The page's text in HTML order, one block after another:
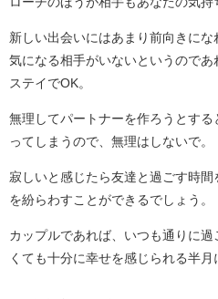
新しい出会いにはあまり前向きにな
気になる相手がいないというので
ステイでOK。
無理してパートナーを作ろうとす
ってしまうので、無理はしないで。
寂しいと感じたら友達と過ごす時
を紛らわすことができるでしょう。
カップルであれば、いつも通りに
くても十分に幸せを感じられる半月